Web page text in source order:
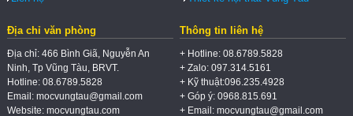
Địa chỉ văn phòng
Địa chỉ: 466 Bình Giã, Nguyễn An
Ninh, Tp Vũng Tàu, BRVT.
Hotline: 08.6789.5828
Email: mocvungtau@gmail.com
Website: mocvungtau.com
Thông tin liên hệ
+ Hotline: 08.6789.5828
+ Zalo: 097.314.5161
+ Kỹ thuật:096.235.4928
+ Góp ý: 0968.815.691
+ Email: mocvungtau@gmail.com